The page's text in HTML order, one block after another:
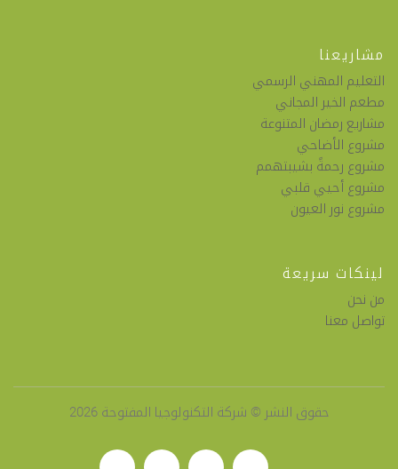
مشاريعنا
التعليم المهني الرسمي
مطعم الخير المجاني
مشاريع رمضان المتنوعة
مشروع الأضاحي
مشروع رحمةً بشيبتهمم
مشروع أحيي قلبي
مشروع نور العيون
لينكات سريعة
من نحن
تواصل معنا
حقوق النشر © شركة التكنولوجيا المفتوحة 2026